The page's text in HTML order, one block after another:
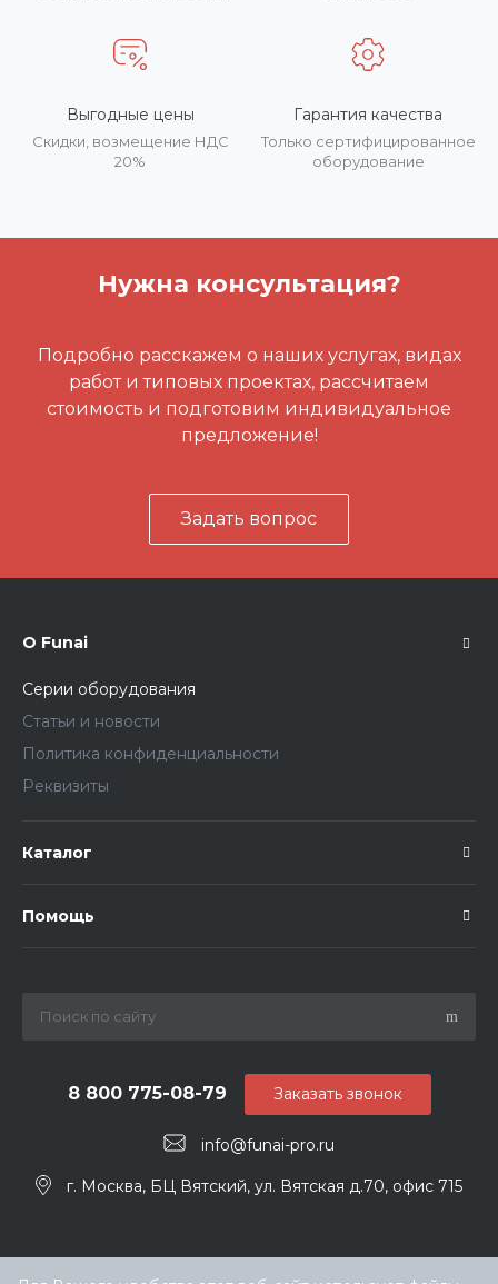
Выгодные цены
Скидки, возмещение НДС
20%
Гарантия качества
Только сертифицированное
оборудование
Нужна консультация?
Подробно расскажем о наших услугах, видах
работ и типовых проектах, рассчитаем
стоимость и подготовим индивидуальное
предложение!
Задать вопрос
О Funai
Серии оборудования
Статьи и новости
Политика конфиденциальности
Реквизиты
Каталог
Помощь
info@funai-pro.ru
8 800 775-08-79
г. Москва, БЦ Вятский, ул. Вятская д.70, офис 715
Заказать звонок